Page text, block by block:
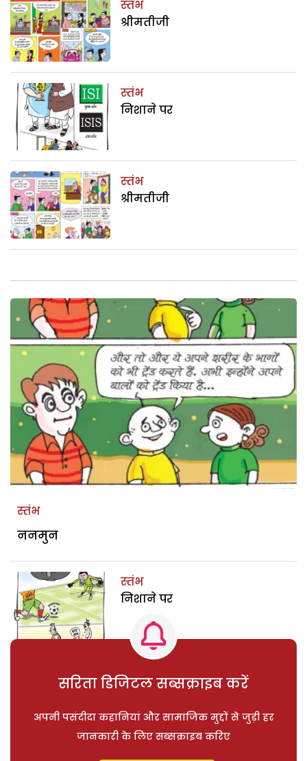
स्तंभ
श्रीमतीजी
स्तंभ
निशाने पर
स्तंभ
श्रीमतीजी
स्तंभ
ननमुन
स्तंभ
निशाने पर
सरिता डिजिटल सब्सक्राइब करें
अपनी पसंदीदा कहानियां और सामाजिक मुद्दों से जुड़ी हर
जानकारी के लिए सब्सक्राइब करिए